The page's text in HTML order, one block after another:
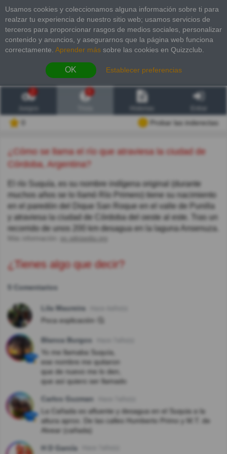
Usamos cookies y coleccionamos alguna información sobre ti para
realzar tu experiencia de nuestro sitio web; usamos servicios de
terceros para proporcionar rasgos de medios sociales, personalizar
contenido y anuncios, y asegurarnos que la página web funciona
correctamente. Aprender más sobre las cookies en Quizzclub.
OK Establecer preferencias
2
Probar las inderectas
¿Cómo se llama el río que atraviesa la ciudad de
Córdoba, Argentina?
El río Suquía, es su nombre indígena original (durante
muchos años se lo llamó Río Primero) tiene su nacimiento
en el paredón del Dique San Roque en el valle de Punilla
y atraviesa la ciudad de Córdoba del oeste al este. Tras un
recorrido de unos 200 km desagua en la laguna Ansenuza.
es.wikipedia.org
¿Tienes algo que decir?
5 Comentarios
Lila Maureira
Poca explicación 🤔
Blanca Burgos
Yo me llamaba Suquía,
ese nombre me quitaron
que de nuevo me lo den,
que así quiero ser llamado
Carlos Guzman
La Cañada es afluente y desagua en el Suquia a la
altura aprox. De las calles Humberto Primo y M.T. de
Alvear (cañada)
H D García